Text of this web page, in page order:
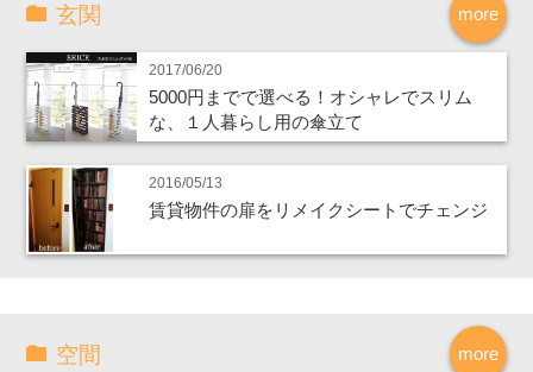
more
玄関
2017/06/20
5000円までで選べる！オシャレでスリム
な、１人暮らし用の傘立て
2016/05/13
賃貸物件の扉をリメイクシートでチェンジ
more
空間